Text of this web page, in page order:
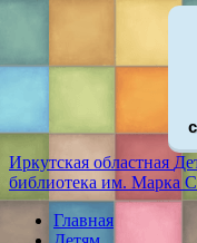
Иркутская областная
библиотека им. Марка
Главная